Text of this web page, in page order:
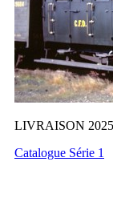
LIVRAISON 2025
Catalogue Série 1